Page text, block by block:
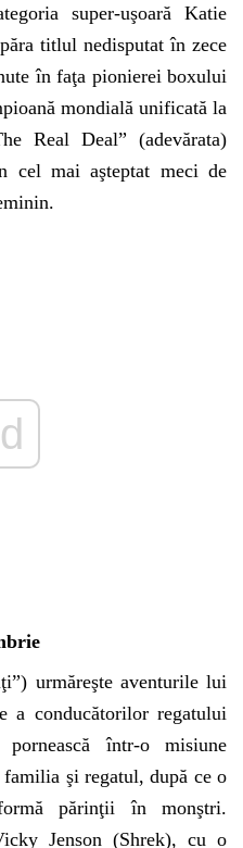
super-uşoară Katie
titlul nedisputat în zece
în faţa pionierei boxului
mondială unificată la
Real Deal” (adevărata)
cel mai aşteptat meci de
urmăreşte aventurile lui
a conducătorilor regatului
într-o misiune
şi regatul, după ce o
părinţii în monştri.
Jenson (Shrek), cu o